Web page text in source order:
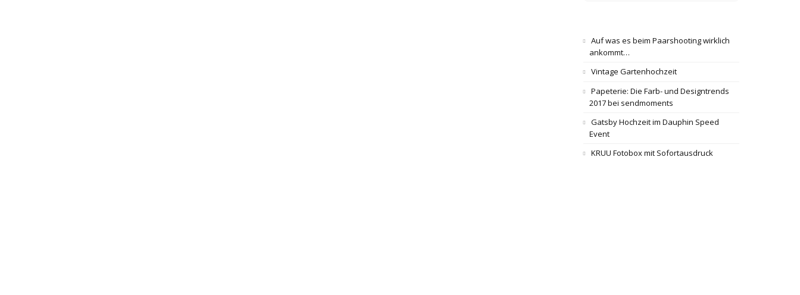
Auf was es beim Paarshooting wirklich
ankommt…
Vintage Gartenhochzeit
Papeterie: Die Farb- und Designtrends
2017 bei sendmoments
Gatsby Hochzeit im Dauphin Speed
Event
KRUU Fotobox mit Sofortausdruck